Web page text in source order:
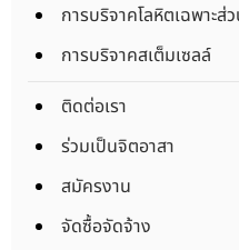
การบริจาคโลหิตเฉพาะส่
การบริจาคสเต็มเซลล์
ติดต่อเรา
ร่วมเป็นจิตอาสา
สมัครงาน
จัดซื้อจัดจ้าง